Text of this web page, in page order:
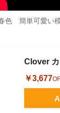
春色 簡単可愛い
Clover
￥3,677